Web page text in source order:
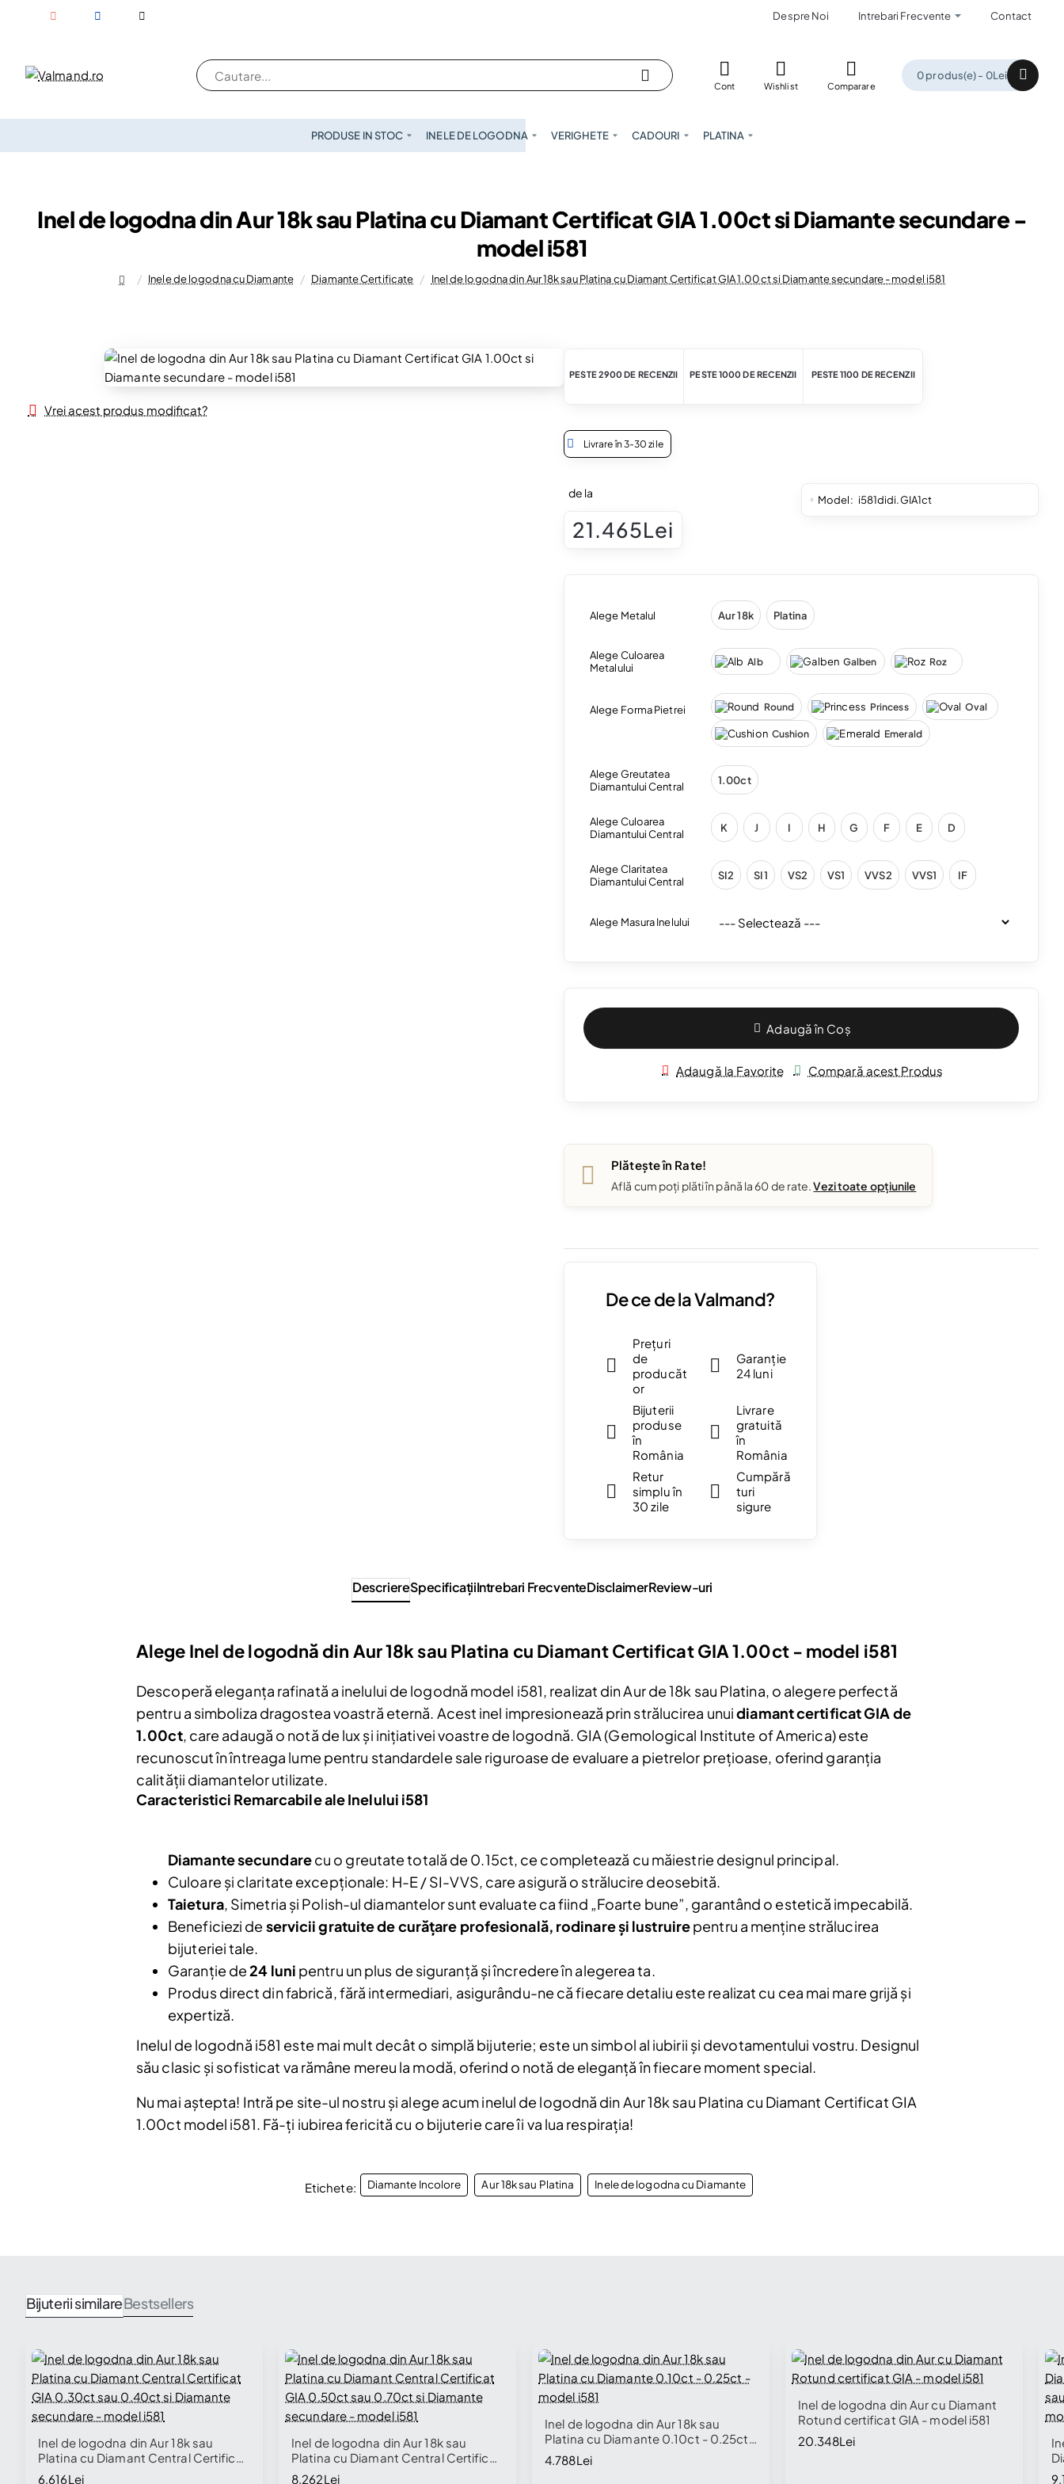
Reduceri și noutăți doar pentru abonați
Fii la curent cu noutățile și promoțiile
abonându-te la newsletter-ul nostru.
Nu mai afișa.
Despre Noi Intrebari Frecvente Contact
Cautare... Cont Wishlist Comparare
0 produs(e) - 0Lei
PRODUSE IN STOC INELE DE LOGODNA VERIGHETE CADOURI PLATINA
Inel de logodna din Aur 18k sau Platina cu Diamant Certificat GIA 1.00ct si Diamante secundare -
model i581
Inele de logodna cu Diamante Diamante Certificate Inel de logodna din Aur 18k sau Platina cu Diamant Certificat GIA 1.00ct si Diamante secundare - model i581
Vrei acest produs modificat?
PESTE 2900 DE RECENZII PESTE 1000 DE RECENZII PESTE 1100 DE RECENZII
Livrare în 3-30 zile
de la
21.465Lei
Model: i581didi.GIA1ct
Alege Metalul Aur 18k Platina
Alege Culoarea
Metalului
Alb Galben Roz
Alege Forma Pietrei Round Princess Oval
Cushion Emerald
Alege Greutatea
Diamantului Central
1.00ct
Alege Culoarea
Diamantului Central
K J I H G F E D
Alege Claritatea
Diamantului Central
SI2 SI1 VS2 VS1 VVS2 VVS1 IF
Alege Masura Inelului
Adaugă în Coș
Adaugă la Favorite Compară acest Produs
Plătește în Rate!
Află cum poți plăti în până la 60 de rate.Vezi toate opțiunile
De ce de la Valmand?
Prețuri
de
producăt
or
Garanție
24 luni
Bijuterii
produse
în
România
Livrare
gratuită
în
România
Retur
simplu în
30 zile
Cumpără
turi
sigure
DescriereSpecificaţiiIntrebari FrecventeDisclaimerReview-uri
Alege Inel de logodnă din Aur 18k sau Platina cu Diamant Certificat GIA 1.00ct - model i581
Descoperă eleganța rafinată a inelului de logodnă model i581, realizat din Aur de 18k sau Platina, o alegere perfectă
pentru a simboliza dragostea voastră eternă. Acest inel impresionează prin strălucirea unuidiamant certificat GIA de
1.00ct, care adaugă o notă de lux și inițiativei voastre de logodnă. GIA (Gemological Institute of America) este
recunoscut în întreaga lume pentru standardele sale riguroase de evaluare a pietrelor prețioase, oferind garanția
calității diamantelor utilizate.
Caracteristici Remarcabile ale Inelului i581
Diamante secundarecu o greutate totală de 0.15ct, ce completează cu măiestrie designul principal.
Culoare și claritate excepționale: H-E / SI-VVS, care asigură o strălucire deosebită.
Taietura, Simetria și Polish-ul diamantelor sunt evaluate ca fiind „Foarte bune”, garantând o estetică impecabilă.
Beneficiezi de servicii gratuite de curățare profesională, rodinare și lustruirepentru a menține strălucirea
bijuteriei tale.
Garanție de24 luni pentru un plus de siguranță și încredere în alegerea ta.
Produs direct din fabrică, fără intermediari, asigurându-ne că fiecare detaliu este realizat cu cea mai mare grijă și
expertiză.
Inelul de logodnă i581 este mai mult decât o simplă bijuterie; este un simbol al iubirii și devotamentului vostru. Designul
său clasic și sofisticat va rămâne mereu la modă, oferind o notă de eleganță în fiecare moment special.
Nu mai aștepta! Intră pe site-ul nostru și alege acum inelul de logodnă din Aur 18k sau Platina cu Diamant Certificat GIA
1.00ct model i581. Fă-ți iubirea fericită cu o bijuterie care îi va lua respirația!
Etichete: Diamante Incolore Aur 18k sau Platina Inele de logodna cu Diamante
Bijuterii similareBestsellers
Inel de logodna din Aur 18k sau
Platina cu Diamant Central Certificat
GIA 0.30ct sau 0.40ct si Diamante
6.616Lei
Inel de logodna din Aur 18k sau
Platina cu Diamant Central Certificat
GIA 0.50ct sau 0.70ct si Diamante
8.262Lei
Inel de logodna din Aur 18k sau
Platina cu Diamante 0.10ct - 0.25ct -
model i581
4.788Lei
Inel de logodna din Aur cu Diamant
Rotund certificat GIA - model i581
20.348Lei